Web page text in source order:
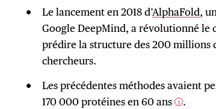
Le lancement en 2018 d’AlphaFold,
Google DeepMind, a révolutionné le
prédire la structure des 200 millions
chercheurs.
Les précédentes méthodes avaient
170 000 protéines en 60 ans 2 .